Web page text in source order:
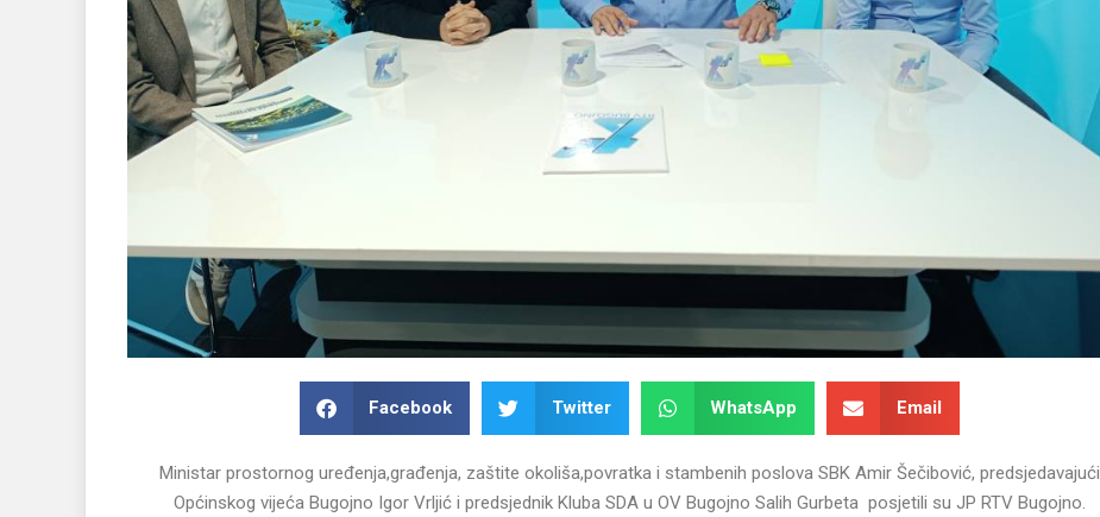
Facebook Twitter WhatsApp Email
Ministar prostornog uređenja,građenja, zaštite okoliša,povratka i stambenih poslova SBK Amir Šečibović, predsjedavajući
Općinskog vijeća Bugojno Igor Vrljić i predsjednik Kluba SDA u OV Bugojno Salih Gurbeta posjetili su JP RTV Bugojno.